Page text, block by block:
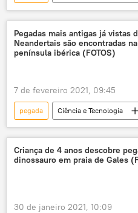
Notícias
dinossauro
fósseis
Reino Unido
Pegadas mais antigas já vistas
Neandertais são encontradas na
península ibérica (FOTOS)
7 de fevereiro 2021, 09:45
pegada Ciência e Tecnologia
Notícias
estudo
história
humanos
Criança de 4 anos descobre
dinossauro em praia de Gales
30 de janeiro 2021, 10:09